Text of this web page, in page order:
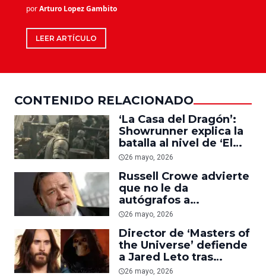
porArturo Lopez Gambito
LEER ARTÍCULO
CONTENIDO RELACIONADO
‘La Casa del Dragón’:
Showrunner explica la
batalla al nivel de ‘El
Señor de los anillos’
temporada 3
26 mayo, 2026
Russell Crowe advierte
que no le da
autógrafos a
cualquiera: ‘Si alguien
26 mayo, 2026
Director de ‘Masters of
the Universe’ defiende
a Jared Leto tras
rumores sobre su
26 mayo, 2026